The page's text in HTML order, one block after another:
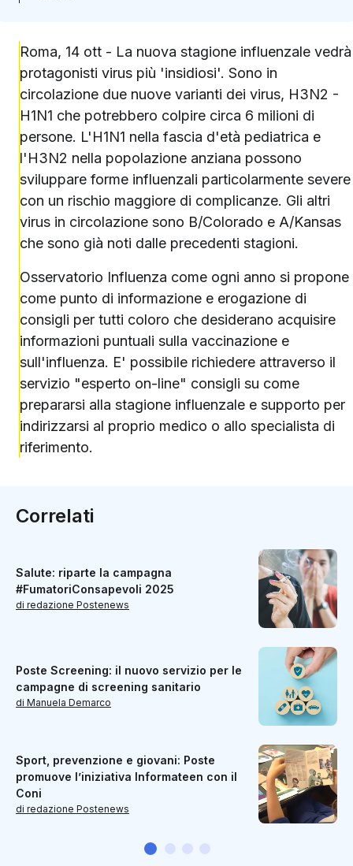
Roma, 14 ott - La nuova stagione influenzale vedrà
protagonisti virus più 'insidiosi'. Sono in
circolazione due nuove varianti dei virus, H3N2 -
H1N1 che potrebbero colpire circa 6 milioni di
persone. L'H1N1 nella fascia d'età pediatrica e
l'H3N2 nella popolazione anziana possono
sviluppare forme influenzali particolarmente severe
con un rischio maggiore di complicanze. Gli altri
virus in circolazione sono B/Colorado e A/Kansas
che sono già noti dalle precedenti stagioni.
Osservatorio Influenza come ogni anno si propone
come punto di informazione e erogazione di
consigli per tutti coloro che desiderano acquisire
informazioni puntuali sulla vaccinazione e
sull'influenza. E' possibile richiedere attraverso il
servizio "esperto on-line" consigli su come
prepararsi alla stagione influenzale e supporto per
indirizzarsi al proprio medico o allo specialista di
riferimento.
Correlati
Salute: riparte la campagna
#FumatoriConsapevoli 2025
di redazione Postenews
Poste Screening: il nuovo servizio per le
campagne di screening sanitario
di Manuela Demarco
Sport, prevenzione e giovani: Poste
promuove l’iniziativa Informateen con il
Coni
di redazione Postenews